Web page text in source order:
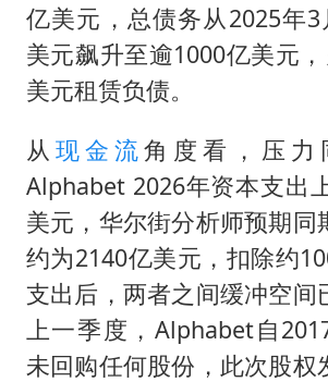
亿美元，总债务从2025年
美元飙升至逾1000亿美元
美元租赁负债。
从 现金流角度看，压力
Alphabet 2026年资本支出
美元，华尔街分析师预期同
约为2140亿美元，扣除约
支出后，两者之间缓冲空间
上一季度，Alphabet自
未回购任何股份，此次股权